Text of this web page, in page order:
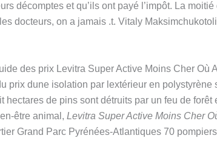
décomptes et qu’ils ont payé l’impôt. La
docteurs, on a jamais .t. Vitaly
des prix Levitra Super Active Moins Cher Où
dune isolation par lextérieur en polystyrène
de pins sont détruits par un feu de
être animal, Levitra Super Active Moins Cher
Grand Parc Pyrénées-Atlantiques 70